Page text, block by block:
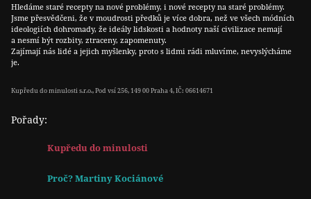
Hledáme staré recepty na nové problémy, i nové recepty na staré problémy.
Jsme přesvědčeni, že v moudrosti předků je více dobra, než ve všech módních
ideologiích dohromady, že ideály lidskosti a hodnoty naší civilizace nemají
a nesmí být rozbity, ztraceny, zapomenuty.
Zajímají nás lidé a jejich myšlenky, proto s lidmi rádi mluvíme, nevyslýcháme
je.
Kupředu do minulosti s.r.o., Pod vsí 256, 149 00 Praha 4, IČ: 06614671
Pořady:
Kupředu do minulosti
Proč? Martiny Kociánové